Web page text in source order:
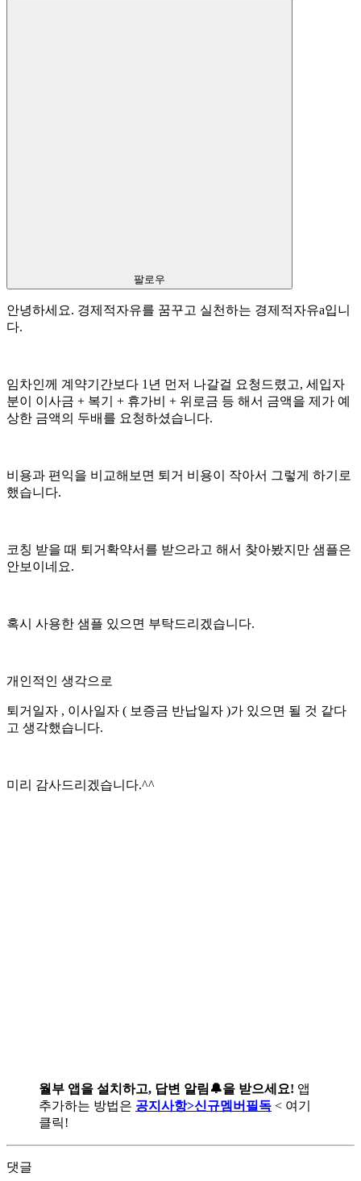
팔로우
안녕하세요. 경제적자유를 꿈꾸고 실천하는 경제적자유a입니
다.
임차인께 계약기간보다 1년 먼저 나갈걸 요청드렸고, 세입자
분이 이사금 + 복기 + 휴가비 + 위로금 등 해서 금액을 제가 예
상한 금액의 두배를 요청하셨습니다.
비용과 편익을 비교해보면 퇴거 비용이 작아서 그렇게 하기로
했습니다.
코칭 받을 때 퇴거확약서를 받으라고 해서 찾아봤지만 샘플은
안보이네요.
혹시 사용한 샘플 있으면 부탁드리겠습니다.
개인적인 생각으로
퇴거일자 , 이사일자 ( 보증금 반납일자 )가 있으면 될 것 같다
고 생각했습니다.
미리 감사드리겠습니다.^^
월부 앱을 설치하고, 답변 알림🔔을 받으세요! 앱
추가하는 방법은 공지사항>신규멤버필독 < 여기
클릭!
댓글